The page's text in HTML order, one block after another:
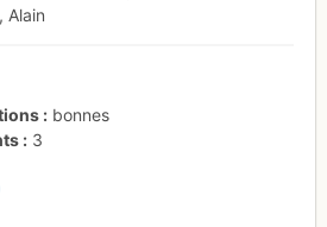
Alain
bonnes
3